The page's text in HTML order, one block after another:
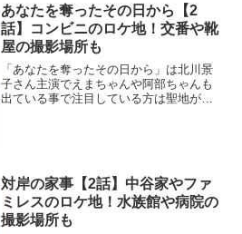
あなたを奪ったその日から【2
話】コンビニのロケ地！交番や靴
屋の撮影場所も
「あなたを奪ったその日から」は北川景
子さん主演でえまちゃんや阿部ちゃんも
出ている事で注目している方は聖地が気
対岸の家事【2話】中谷家やファ
ミレスのロケ地！水族館や病院の
撮影場所も